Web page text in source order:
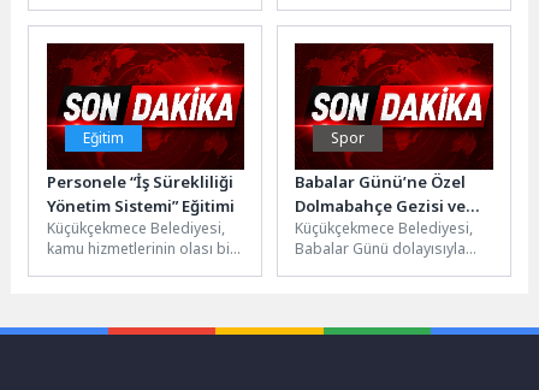
Belediye Başkanı Dr. Cemil...
Moskova’da düzenlendi. Üye
ülkelerden bilim insanları,
uzmanlar...
Eğitim
Personele “İş Sürekliliği
Yönetim Sistemi” Eğitimi
Küçükçekmece Belediyesi,
kamu hizmetlerinin olası bir
Spor
Babalar Günü’ne Özel
Dolmabahçe Gezisi ve
Kürek Etkinliği
Düzenlendi
Küçükçekmece Belediyesi,
Babalar Günü dolayısıyla